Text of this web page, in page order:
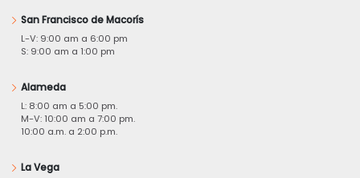
San Francisco de Macorís
L-V: 9:00 am a 6:00 pm
S: 9:00 am a 1:00 pm
Alameda
L: 8:00 am a 5:00 pm.
M-V: 10:00 am a 7:00 pm.
10:00 a.m. a 2:00 p.m.
La Vega